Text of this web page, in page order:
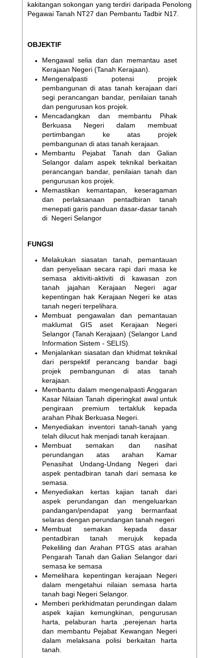
kakitangan sokongan yang terdiri daripada Penolong
Pegawai Tanah NT27 dan Pembantu Tadbir N17.
OBJEKTIF
Mengawal selia dan dan memantau aset
Kerajaan Negeri (Tanah Kerajaan).
Mengenalpasti potensi projek
pembangunan di atas tanah kerajaan dari
segi perancangan bandar, penilaian tanah
dan pengurusan kos projek.
Mencadangkan dan membantu Pihak
Berkuasa Negeri dalam membuat
pertimbangan ke atas projek
pembangunan di atas tanah kerajaan.
Membantu Pejabat Tanah dan Galian
Selangor dalam aspek teknikal berkaitan
perancangan bandar, penilaian tanah dan
pengurusan kos projek.
Memastikan kemantapan, keseragaman
dan perlaksanaan pentadbiran tanah
menepati garis panduan dasar-dasar tanah
di Negeri Selangor
FUNGSI
Melakukan siasatan tanah, pemantauan
dan penyeliaan secara rapi dari masa ke
semasa aktiviti-aktiviti di kawasan zon
tanah jajahan Kerajaan Negeri agar
kepentingan hak Kerajaan Negeri ke atas
tanah negeri terpelihara.
Membuat pengawalan dan pemantauan
maklumat GIS aset Kerajaan Negeri
Selangor (Tanah Kerajaan) (Selangor Land
Information Sistem - SELIS).
Menjalankan siasatan dan khidmat teknikal
dari perspektif perancang bandar bagi
projek pembangunan di atas tanah
kerajaan.
Membantu dalam mengenalpasti Anggaran
Kasar Nilaian Tanah diperingkat awal untuk
pengiraan premium tertakluk kepada
arahan Pihak Berkuasa Negeri.
Menyediakan inventori tanah-tanah yang
telah dilucut hak menjadi tanah kerajaan.
Membuat semakan dan nasihat
perundangan atas arahan Kamar
Penasihat Undang-Undang Negeri dari
aspek pentadbiran tanah dari semasa ke
semasa.
Menyediakan kertas kajian tanah dari
aspek perundangan dan mengeluarkan
pandangan/pendapat yang bermanfaat
selaras dengan perundangan tanah negeri
Membuat semakan kepada dasar
pentadbiran tanah merujuk kepada
Pekeliling dan Arahan PTGS atas arahan
Pengarah Tanah dan Galian Selangor dari
semasa ke semasa
Memelihara kepentingan kerajaan Negeri
dalam mengetahui nilaian semasa harta
tanah bagi Negeri Selangor.
Memberi perkhidmatan perundingan dalam
aspek kajian kemungkinan, pengurusan
harta, pelaburan harta ,perejenan harta
dan membantu Pejabat Kewangan Negeri
dalam melaksana polisi berkaitan harta
tanah.